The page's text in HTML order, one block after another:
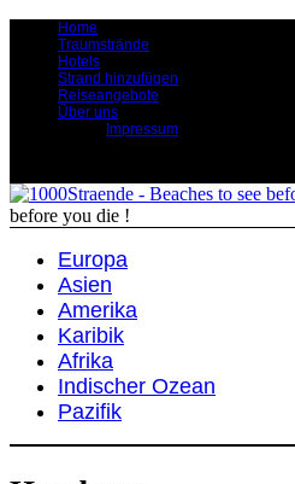
Home
Traumstrände
Hotels
Strand hinzufügen
Reiseangebote
Über uns
Impressum
before you die !
Europa
Asien
Amerika
Karibik
Afrika
Indischer Ozean
Pazifik